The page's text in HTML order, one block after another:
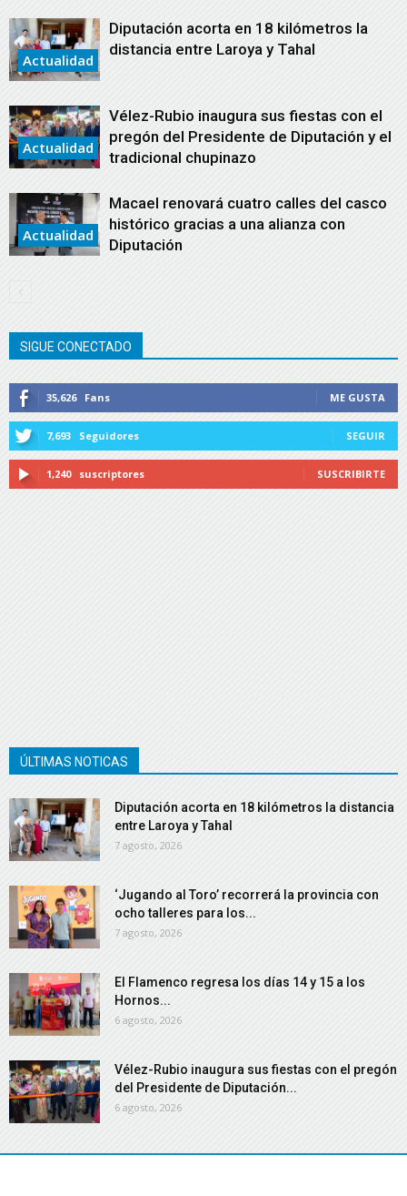
Actualidad
Diputación acorta en 18 kilómetros la
distancia entre Laroya y Tahal
Actualidad
Vélez-Rubio inaugura sus fiestas con el
pregón del Presidente de Diputación y el
tradicional chupinazo
Actualidad
Macael renovará cuatro calles del casco
histórico gracias a una alianza con
Diputación
SIGUE CONECTADO
35,626 Fans ME GUSTA
7,693 Seguidores SEGUIR
1,240 suscriptores SUSCRIBIRTE
ÚLTIMAS NOTICAS
Diputación acorta en 18 kilómetros la distancia
entre Laroya y Tahal
7 agosto, 2026
‘Jugando al Toro’ recorrerá la provincia con
ocho talleres para los...
7 agosto, 2026
El Flamenco regresa los días 14 y 15 a los
Hornos...
6 agosto, 2026
Vélez-Rubio inaugura sus fiestas con el pregón
del Presidente de Diputación...
6 agosto, 2026